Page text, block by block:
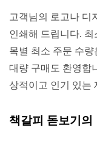
고객님의 로고나 디
인쇄해 드립니다.
목별 최소 주문 수
대량 구매도 환영합
상적이고 인기 있는
책갈피 돋보기